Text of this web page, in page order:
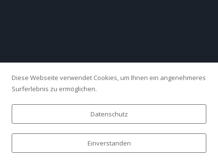
Diese Webseite verwendet Cookies, um Ihnen ein angenehmeres
Surferlebnis zu ermöglichen.
Datenschutz
Einverstanden